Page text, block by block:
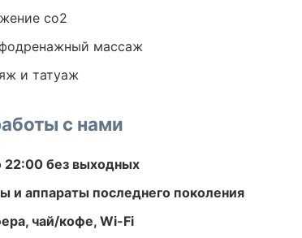
co2
массаж
и татуаж
с нами
22:00 без выходных
и аппараты последнего поколения
чай/кофе, Wi-Fi